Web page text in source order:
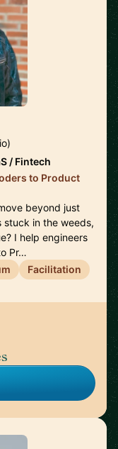
/ Fintech
to Product
beyond just
stuck in the weeds,
I help engineers
Pr…
Facilitation